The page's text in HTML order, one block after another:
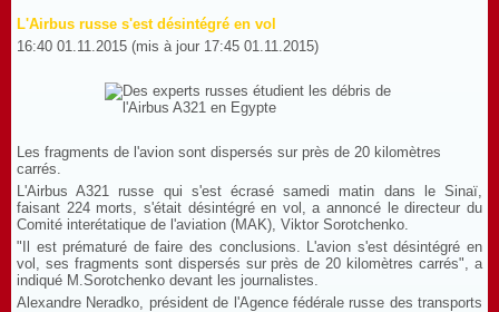
L'Airbus russe s'est désintégré en vol
16:40 01.11.2015 (mis à jour 17:45 01.11.2015)
Les fragments de l'avion sont dispersés sur près de 20 kilomètres
carrés.
L'Airbus A321 russe qui s'est écrasé samedi matin dans le Sinaï,
faisant 224 morts, s'était désintégré en vol, a annoncé le directeur du
Comité interétatique de l'aviation (MAK), Viktor Sorotchenko.
"Il est prématuré de faire des conclusions. L'avion s'est désintégré en
vol, ses fragments sont dispersés sur près de 20 kilomètres carrés", a
indiqué M.Sorotchenko devant les journalistes.
Alexandre Neradko, président de l'Agence fédérale russe des transports